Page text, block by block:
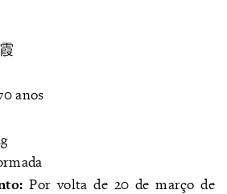
anos
Por volta de 20 de março de